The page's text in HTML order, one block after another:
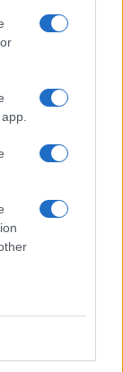
sarebbero
gli stessi
a mio
delle più
compresa
, quando di